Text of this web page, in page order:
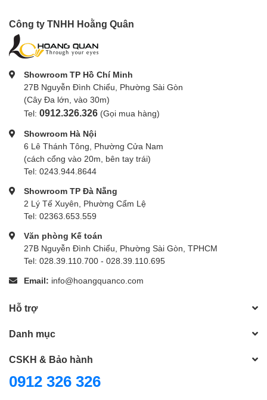
Công ty TNHH Hoằng Quân
Showroom TP Hồ Chí Minh
27B Nguyễn Đình Chiểu, Phường Sài Gòn
(Cây Đa lớn, vào 30m)
Tel: 0912.326.326 (Gọi mua hàng)
Showroom Hà Nội
6 Lê Thánh Tông, Phường Cửa Nam
(cách cổng vào 20m, bên tay trái)
Tel: 0243.944.8644
Showroom TP Đà Nẵng
2 Lý Tế Xuyên, Phường Cẩm Lệ
Tel: 02363.653.559
Văn phòng Kế toán
27B Nguyễn Đình Chiểu, Phường Sài Gòn, TPHCM
Tel: 028.39.110.700 - 028.39.110.695
Email: info@hoangquanco.com
Hỗ trợ
Danh mục
CSKH & Bảo hành
0912 326 326